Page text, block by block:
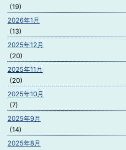
(19)
2026年1月
(13)
2025年12月
(20)
2025年11月
(20)
2025年10月
(7)
2025年9月
(14)
2025年8月